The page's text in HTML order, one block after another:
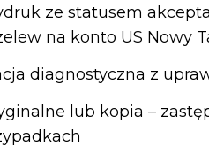
ze statusem
na konto US Nowy
diagnostyczna z
lub kopia –